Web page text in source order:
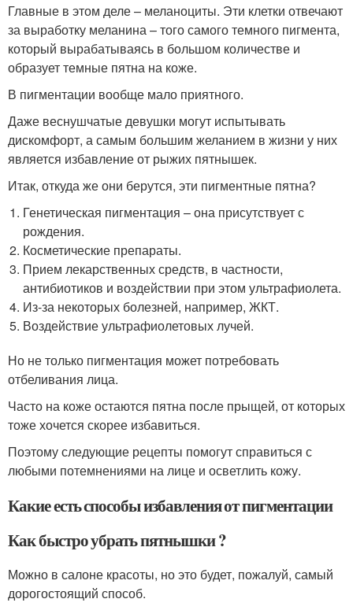
Главные в этом деле – меланоциты. Эти клетки отвечают
за выработку меланина – того самого темного пигмента,
который вырабатываясь в большом количестве и
образует темные пятна на коже.
В пигментации вообще мало приятного.
Даже веснушчатые девушки могут испытывать
дискомфорт, а самым большим желанием в жизни у них
является избавление от рыжих пятнышек.
Итак, откуда же они берутся, эти пигментные пятна?
Генетическая пигментация – она присутствует с
рождения.
Косметические препараты.
Прием лекарственных средств, в частности,
антибиотиков и воздействии при этом ультрафиолета.
Из-за некоторых болезней, например, ЖКТ.
Воздействие ультрафиолетовых лучей.
Но не только пигментация может потребовать
отбеливания лица.
Часто на коже остаются пятна после прыщей, от которых
тоже хочется скорее избавиться.
Поэтому следующие рецепты помогут справиться с
любыми потемнениями на лице и осветлить кожу.
Какие есть способы избавления от пигментации
Как быстро убрать пятнышки ?
Можно в салоне красоты, но это будет, пожалуй, самый
дорогостоящий способ.